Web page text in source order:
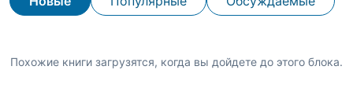
Похожие книги загрузятся, когда вы дойдете до этого блока.